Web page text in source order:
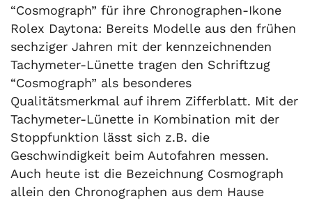
“Cosmograph” für ihre Chronographen-Ikone
Rolex Daytona: Bereits Modelle aus den frühen
sechziger Jahren mit der kennzeichnenden
Tachymeter-Lünette tragen den Schriftzug
“Cosmograph” als besonderes
Qualitätsmerkmal auf ihrem Zifferblatt. Mit der
Tachymeter-Lünette in Kombination mit der
Stoppfunktion lässt sich z.B. die
Geschwindigkeit beim Autofahren messen.
Auch heute ist die Bezeichnung Cosmograph
allein den Chronographen aus dem Hause